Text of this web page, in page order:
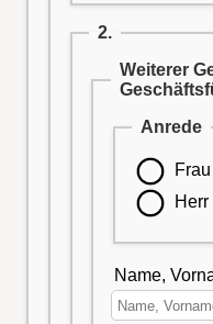
2.
Weiterer
Anrede
Frau
Herr
Name,